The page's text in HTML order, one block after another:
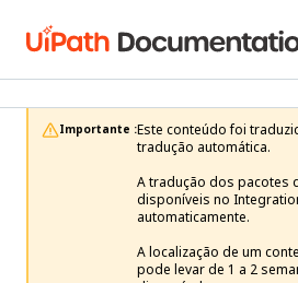
Importante :Este conteúdo foi
tradução automática.
A tradução dos pacotes
disponíveis no
automaticamente.
A localização de um
pode levar de 1 a 2